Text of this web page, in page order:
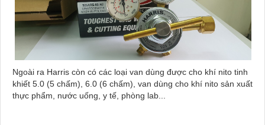
Ngoài ra Harris còn có các loại van dùng được cho khí nito tinh
khiết 5.0 (5 chấm), 6.0 (6 chấm), van dùng cho khí nito sản xuất
thực phẩm, nước uống, y tế, phòng lab...